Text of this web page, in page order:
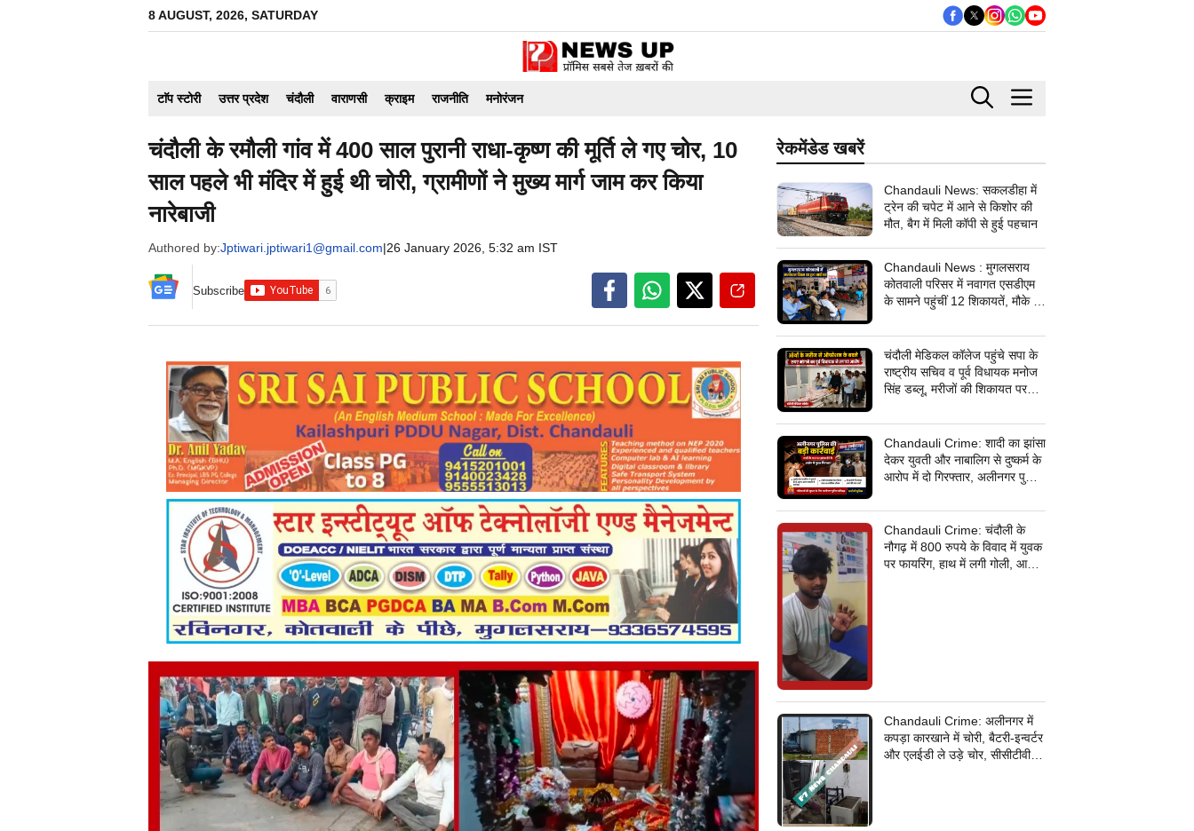
8 AUGUST, 2026, SATURDAY
टाॅप स्टोरी उत्तर प्रदेश चंदौली वाराणसी क्राइम राजनीति मनोरंजन
चंदौली के रमौली गांव में 400 साल पुरानी राधा-कृष्ण की मूर्ति ले गए चोर, 10
साल पहले भी मंदिर में हुई थी चोरी, ग्रामीणों ने मुख्य मार्ग जाम कर किया
नारेबाजी
Authored by:Jptiwari.jptiwari1@gmail.com|26 January 2026, 5:32 am IST
Subscribe
रेकमेंडेड खबरें
Chandauli News: सकलडीहा में
ट्रेन की चपेट में आने से किशोर की
मौत, बैग में मिली कॉपी से हुई पहचान
Chandauli News : मुगलसराय
कोतवाली परिसर में नवागत एसडीएम
के सामने पहुंचीं 12 शिकायतें, मौके पर
तीन मामलों का निस्तारण
चंदौली मेडिकल कॉलेज पहुंचे सपा के
राष्ट्रीय सचिव व पूर्व विधायक मनोज
सिंह डब्लू, मरीजों की शिकायत पर
कॉलेज में धरना देने का किया ऐलान
Chandauli Crime: शादी का झांसा
देकर युवती और नाबालिग से दुष्कर्म के
आरोप में दो गिरफ्तार, अलीनगर पुलिस
Chandauli Crime: चंदौली के
नौगढ़ में 800 रुपये के विवाद में युवक
पर फायरिंग, हाथ में लगी गोली, आरोपी
Chandauli Crime: अलीनगर में
कपड़ा कारखाने में चोरी, बैटरी-इन्वर्टर
और एलईडी ले उड़े चोर, सीसीटीवी